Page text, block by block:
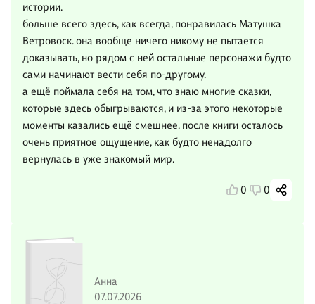
истории.
больше всего здесь, как всегда, понравилась Матушка
Ветровоск. она вообще ничего никому не пытается
доказывать, но рядом с ней остальные персонажи будто
сами начинают вести себя по-другому.
а ещё поймала себя на том, что знаю многие сказки,
которые здесь обыгрываются, и из-за этого некоторые
моменты казались ещё смешнее. после книги осталось
очень приятное ощущение, как будто ненадолго
вернулась в уже знакомый мир.
0 0
Анна
07.07.2026